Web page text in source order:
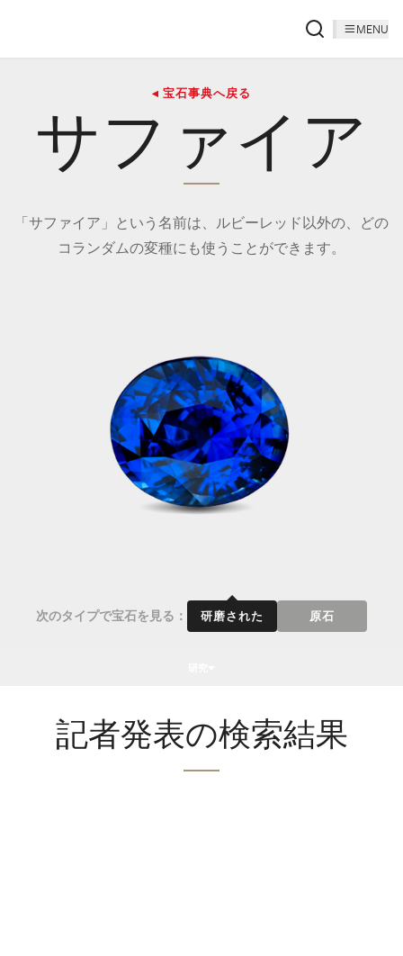
MENU
◂ 宝石事典へ戻る
サファイア
「サファイア」という名前は、ルビーレッド以外の、どの
コランダムの変種にも使うことができます。
次のタイプで宝石を見る： 研磨された 原石
記者発表の検索結果